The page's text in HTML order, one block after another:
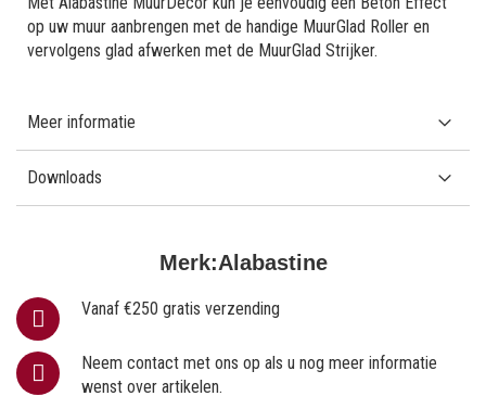
Merk:Alabastine
Vanaf €250 gratis verzending
Neem contact met ons op als u nog meer informatie
wenst over artikelen.
op uw muur aanbrengen met de handige MuurGlad Roller en
vervolgens glad afwerken met de MuurGlad Strijker.
Meer informatie
Downloads